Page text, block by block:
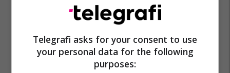
Telegrafi asks for your consent to use
your personal data for the following
purposes: